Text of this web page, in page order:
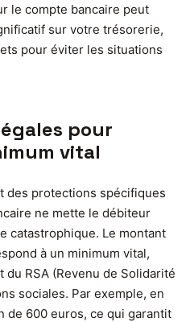
le compte bancaire peut
sur votre trésorerie,
pour éviter les situations
pour
vital
des protections spécifiques
ne mette le débiteur
catastrophique. Le montant
à un minimum vital,
RSA (Revenu de Solidarité
sociales. Par exemple, en
de 600 euros, ce qui garantit